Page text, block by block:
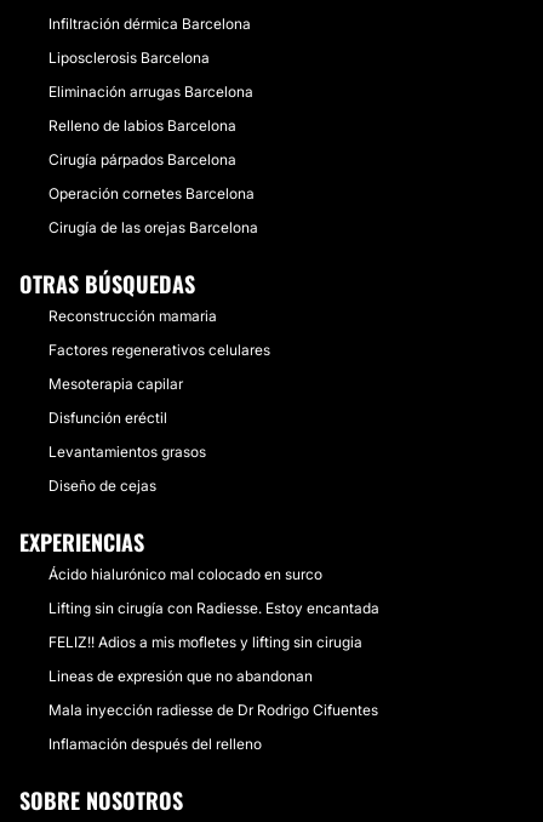
Infiltración dérmica Barcelona
Liposclerosis Barcelona
Eliminación arrugas Barcelona
Relleno de labios Barcelona
Cirugía párpados Barcelona
Operación cornetes Barcelona
Cirugía de las orejas Barcelona
OTRAS BÚSQUEDAS
Reconstrucción mamaria
Factores regenerativos celulares
Mesoterapia capilar
Disfunción eréctil
Levantamientos grasos
Diseño de cejas
EXPERIENCIAS
Ácido hialurónico mal colocado en surco
Lifting sin cirugía con Radiesse. Estoy encantada
FELIZ!! Adios a mis mofletes y lifting sin cirugia
Lineas de expresión que no abandonan
Mala inyección radiesse de Dr Rodrigo Cifuentes
Inflamación después del relleno
SOBRE NOSOTROS